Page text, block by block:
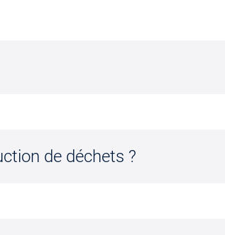
de déchets ?